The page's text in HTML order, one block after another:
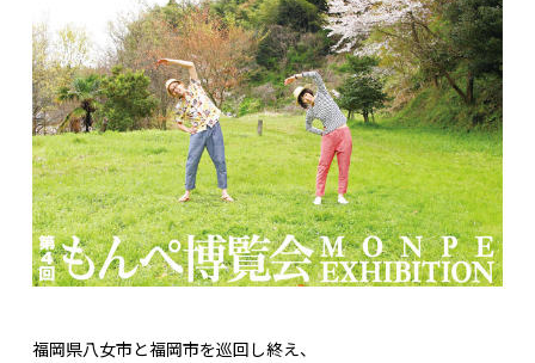
福岡県八女市と福岡市を巡回し終え、